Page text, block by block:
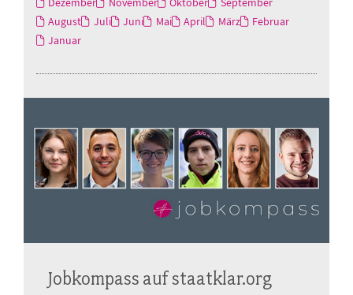
August
Juli Juni Mai April März
Februar
Januar
Jobkompass auf staatklar.org